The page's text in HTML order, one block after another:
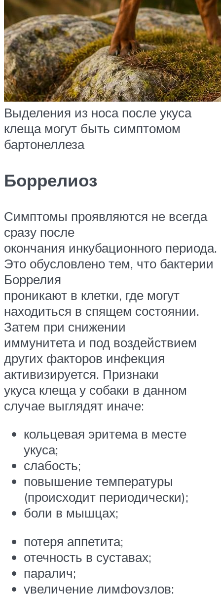
Выделения из носа после укуса
клеща могут быть симптомом
бартонеллеза
Боррелиоз
Симптомы проявляются не всегда
сразу после
окончания инкубационного периода.
Это обусловлено тем, что бактерии
Боррелия
проникают в клетки, где могут
находиться в спящем состоянии.
Затем при снижении
иммунитета и под воздействием
других факторов инфекция
активизируется. Признаки
укуса клеща у собаки в данном
случае выглядят иначе:
кольцевая эритема в месте
укуса;
слабость;
повышение температуры
(происходит периодически);
боли в мышцах;
потеря аппетита;
отечность в суставах;
паралич;
увеличение лимфоузлов;